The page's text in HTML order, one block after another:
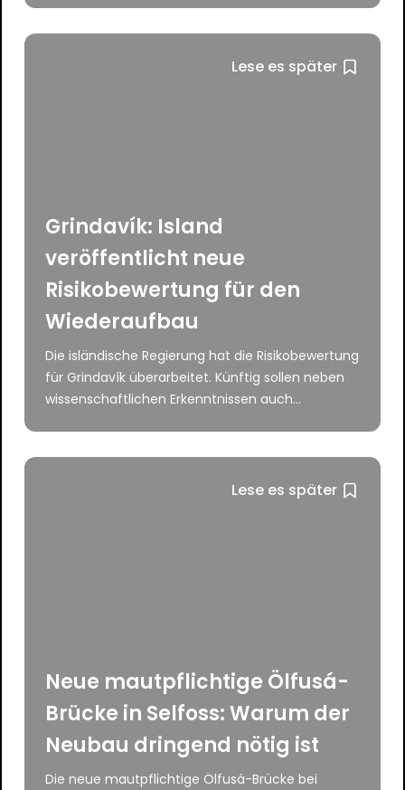
Lese es später
Grindavík: Island
veröffentlicht neue
Risikobewertung für den
Wiederaufbau
Die isländische Regierung hat die Risikobewertung
für Grindavík überarbeitet. Künftig sollen neben
wissenschaftlichen Erkenntnissen auch...
Lese es später
Neue mautpflichtige Ölfusá-
Brücke in Selfoss: Warum der
Neubau dringend nötig ist
Die neue mautpflichtige Ölfusá-Brücke bei